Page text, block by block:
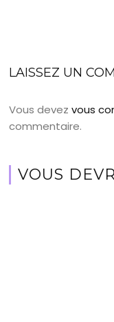
LAISSEZ UN
Vous devezvous
commentaire.
VOUS